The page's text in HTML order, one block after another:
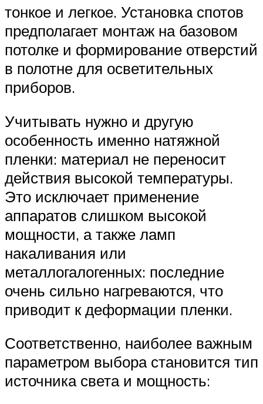
тонкое и легкое. Установка спотов
предполагает монтаж на базовом
потолке и формирование отверстий
в полотне для осветительных
приборов.
Учитывать нужно и другую
особенность именно натяжной
пленки: материал не переносит
действия высокой температуры.
Это исключает применение
аппаратов слишком высокой
мощности, а также ламп
накаливания или
металлогалогенных: последние
очень сильно нагреваются, что
приводит к деформации пленки.
Соответственно, наиболее важным
параметром выбора становится тип
источника света и мощность: